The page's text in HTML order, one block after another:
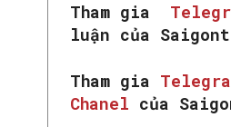
Tham gia
luận của
Tham gia
Chanel của